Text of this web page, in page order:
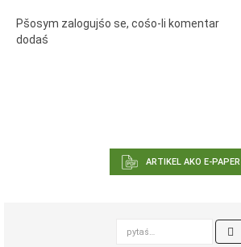
ARTIKEL AKO E-PAPER
Pšosym zalogujśo se, cośo-li komentar
dodaś
